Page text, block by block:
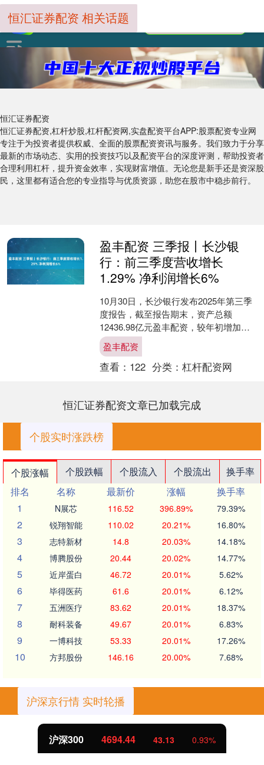
恒汇证券配资
恒汇证券配资,杠杆炒股,杠杆配资网,实盘配资平台APP:股票配资专业网
专注于为投资者提供权威、全面的股票配资资讯与服务。我们致力于分享
最新的市场动态、实用的投资技巧以及配资平台的深度评测，帮助投资者
合理利用杠杆，提升资金效率，实现财富增值。无论您是新手还是资深股
民，这里都有适合您的专业指导与优质资源，助您在股市中稳步前行。
恒汇证券配资 相关话题
盈丰配资 三季报丨长沙银
行：前三季度营收增长
1.29% 净利润增长6%
10月30日，长沙银行发布2025年第三季
度报告，截至报告期末，资产总额
12436.98亿元盈丰配资，较年初增加
969.50亿元，增长8.45%；吸收存款本金
总....
盈丰配资
查看： 122 分类： 杠杆配资网
恒汇证券配资文章已加载完成
个股实时涨跌榜
个股涨幅 个股跌幅 个股流入 个股流出
换手率
排名
名称 最新价 涨幅
换手率
1
N展芯 116.52 396.89% 79.39%
2 锐翔智能 110.02 20.21% 16.80%
3 志特新材 14.8 20.03% 14.18%
4 博腾股份 20.44 20.02% 14.77%
5 近岸蛋白 46.72 20.01% 5.62%
6 毕得医药 61.6 20.01% 6.12%
7 五洲医疗 83.62 20.01% 18.37%
8 耐科装备 49.67 20.01% 6.83%
9 一博科技 53.33 20.01% 17.26%
10 方邦股份 146.16 20.00% 7.68%
沪深京行情 实时轮播
北证50 1134.24 11.37 1.01%